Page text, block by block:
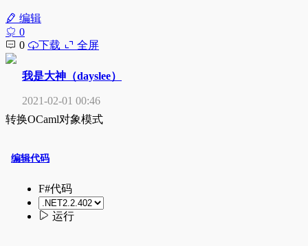
编辑
0
0
下载 全屏
我是大神（dayslee）
2021-02-01 00:46
转换OCaml对象模式